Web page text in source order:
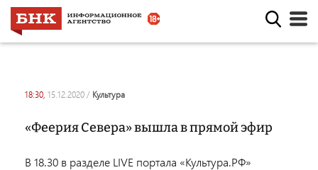
18:30, 15.12.2020 / культура
«Феерия Севера» вышла в прямой эфир
В 18.30 в разделе LIVE портала «Культура.РФ»